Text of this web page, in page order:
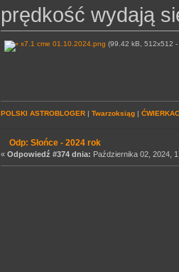
prędkość wydają
x7.1 cme 01.10.2024.png (99.42 kB, 512x512 -
POLSKI ASTROBLOGER Twarzoksiąg
Odp: Słońce - 2024 rok
« Odpowiedź #374 dnia: Października 02, 2024,